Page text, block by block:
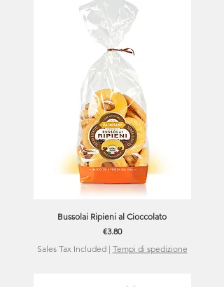
Bussolai Ripieni al Cioccolato
Price
€3.80
Sales Tax Included| Tempi di spedizione